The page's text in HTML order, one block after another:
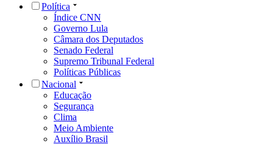
Política
Índice CNN
Governo Lula
Câmara dos Deputados
Senado Federal
Supremo Tribunal Federal
Políticas Públicas
Nacional
Educação
Segurança
Clima
Meio Ambiente
Auxílio Brasil